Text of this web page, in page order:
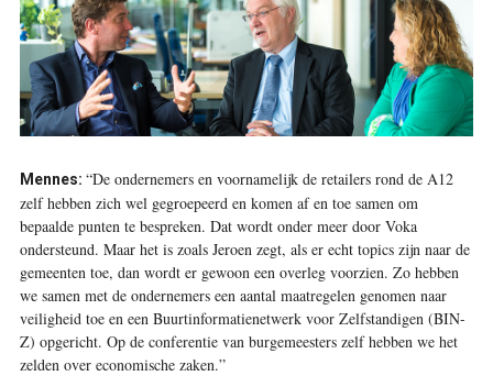
Mennes: “De ondernemers en voornamelijk de retailers rond de A12
zelf hebben zich wel gegroepeerd en komen af en toe samen om
bepaalde punten te bespreken. Dat wordt onder meer door Voka
ondersteund. Maar het is zoals Jeroen zegt, als er echt topics zijn naar de
gemeenten toe, dan wordt er gewoon een overleg voorzien. Zo hebben
we samen met de ondernemers een aantal maatregelen genomen naar
veiligheid toe en een Buurtinformatienetwerk voor Zelfstandigen (BIN-
Z) opgericht. Op de conferentie van burgemeesters zelf hebben we het
zelden over economische zaken.”